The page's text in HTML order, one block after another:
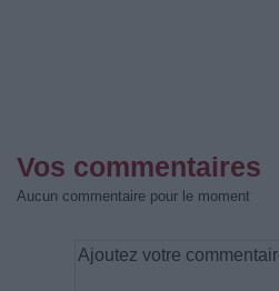
Vos commentaires
Aucun commentaire pour le moment